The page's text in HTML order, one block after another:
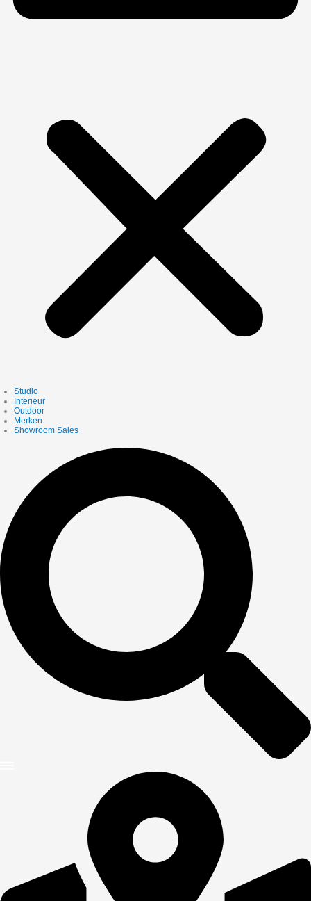
Studio
Interieur
Outdoor
Merken
Showroom Sales